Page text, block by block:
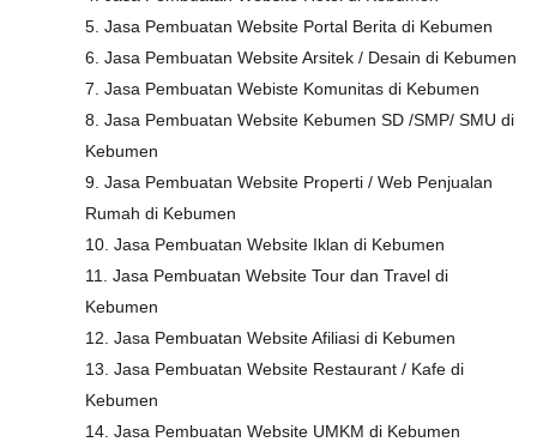
5. Jasa Pembuatan Website Portal Berita di Kebumen
6. Jasa Pembuatan Website Arsitek / Desain di Kebumen
7. Jasa Pembuatan Webiste Komunitas di Kebumen
8. Jasa Pembuatan Website Kebumen SD /SMP/ SMU di
Kebumen
9. Jasa Pembuatan Website Properti / Web Penjualan
Rumah di Kebumen
10. Jasa Pembuatan Website Iklan di Kebumen
11. Jasa Pembuatan Website Tour dan Travel di
Kebumen
12. Jasa Pembuatan Website Afiliasi di Kebumen
13. Jasa Pembuatan Website Restaurant / Kafe di
Kebumen
14. Jasa Pembuatan Website UMKM di Kebumen